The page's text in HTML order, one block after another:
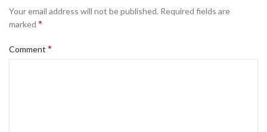
Your email address will not be published. Required fields are
marked *
Comment *